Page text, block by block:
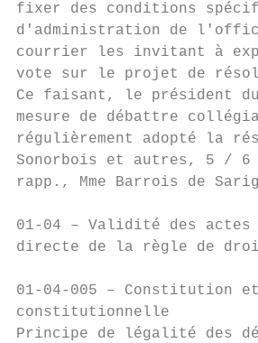
fixer des conditions
d'administration de l'office
courrier les invitant à
vote sur le projet de
Ce faisant, le président
mesure de débattre
régulièrement adopté la
Sonorbois et autres, 5 / 6
rapp., Mme Barrois de
01-04 – Validité des
directe de la règle de
01-04-005 – Constitution
constitutionnelle
Principe de légalité des